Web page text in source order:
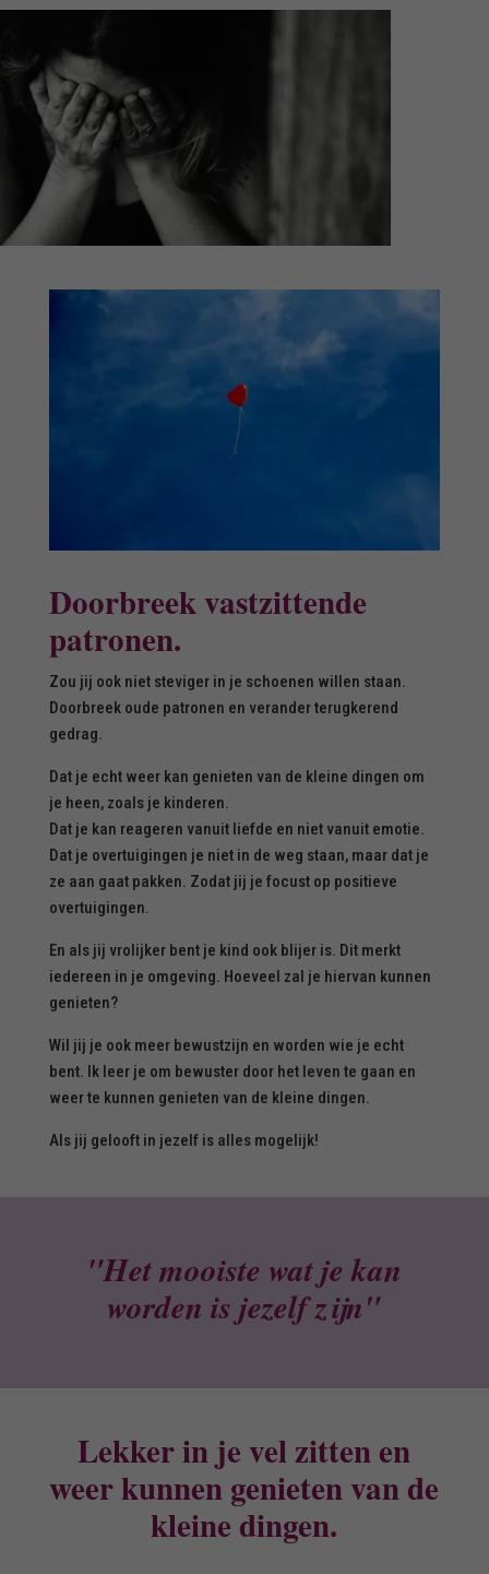
Doorbreek vastzittende
patronen.
Zou jij ook niet steviger in je schoenen willen staan.
Doorbreek oude patronen en verander terugkerend
gedrag.
Dat je echt weer kan genieten van de kleine dingen om
je heen, zoals je kinderen.
Dat je kan reageren vanuit liefde en niet vanuit emotie.
Dat je overtuigingen je niet in de weg staan, maar dat je
ze aan gaat pakken. Zodat jij je focust op positieve
overtuigingen.
En als jij vrolijker bent je kind ook blijer is. Dit merkt
iedereen in je omgeving. Hoeveel zal je hiervan kunnen
genieten?
Wil jij je ook meer bewustzijn en worden wie je echt
bent. Ik leer je om bewuster door het leven te gaan en
weer te kunnen genieten van de kleine dingen.
Als jij gelooft in jezelf is alles mogelijk!
"Het mooiste wat je kan
worden is jezelf zijn"
Lekker in je vel zitten en
weer kunnen genieten van de
kleine dingen.